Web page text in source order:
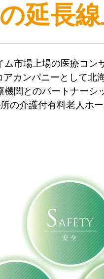
延長
ム市場上場の医療コ
カンパニーとして北
機関とのパートナー
の介護付有料老人ホ